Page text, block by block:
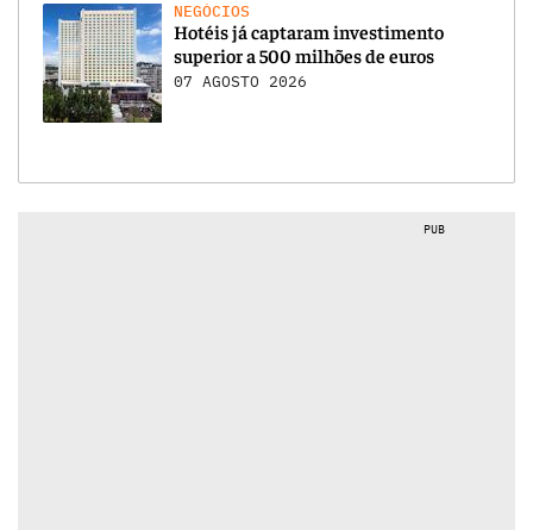
NEGÓCIOS
Hotéis já captaram investimento
superior a 500 milhões de euros
07 AGOSTO 2026
PUB